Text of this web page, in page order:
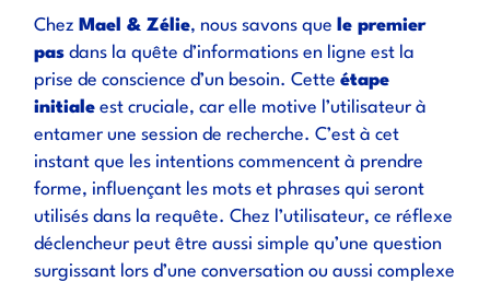
Chez Mael & Zélie, nous savons que le premier
pas dans la quête d’informations en ligne est la
prise de conscience d’un besoin. Cetteétape
initiale est cruciale, car elle motive l’utilisateur à
entamer une session de recherche. C’est à cet
instant que les intentions commencent à prendre
forme, influençant les mots et phrases qui seront
utilisés dans la requête. Chez l’utilisateur, ce réflexe
déclencheur peut être aussi simple qu’une question
surgissant lors d’une conversation ou aussi complexe